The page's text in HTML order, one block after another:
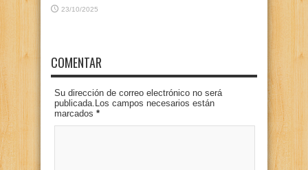
23/10/2025
COMENTAR
Su dirección de correo electrónico no será
publicada.Los campos necesarios están
marcados *